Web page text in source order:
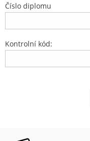
Číslo diplomu
Kontrolní kód: